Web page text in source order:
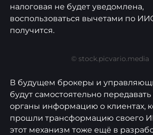
налоговая не будет уведомлена,
воспользоваться вычетами по
получится.
© stock.picvario.media
В будущем брокеры и
будут самостоятельно
органы информацию о клиентах,
прошли трансформацию своего
этот механизм тоже ещё в